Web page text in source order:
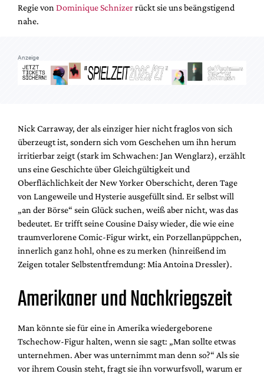
Suche
Regie von Dominique Schnizerrückt sie uns beängstigend
nahe.
Anzeige
Nick Carraway, der als einziger hier nicht fraglos von sich
überzeugt ist, sondern sich vom Geschehen um ihn herum
irritierbar zeigt (stark im Schwachen: Jan Wenglarz), erzählt
uns eine Geschichte über Gleichgültigkeit und
Oberflächlichkeit der New Yorker Oberschicht, deren Tage
von Langeweile und Hysterie ausgefüllt sind. Er selbst will
„an der Börse“ sein Glück suchen, weiß aber nicht, was das
bedeutet. Er trifft seine Cousine Daisy wieder, die wie eine
traumverlorene Comic-Figur wirkt, ein Porzellanpüppchen,
innerlich ganz hohl, ohne es zu merken (hinreißend im
Zeigen totaler Selbstentfremdung: Mia Antoina Dressler).
Amerikaner und Nachkriegszeit
Man könnte sie für eine in Amerika wiedergeborene
Tschechow-Figur halten, wenn sie sagt: „Man sollte etwas
unternehmen. Aber was unternimmt man denn so?“ Als sie
vor ihrem Cousin steht, fragt sie ihn vorwurfsvoll, warum er